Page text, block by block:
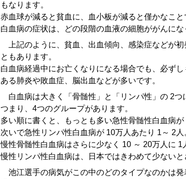
もなります。
赤血球が減ると貧血に、血小板が減ると僅かなこ
白血病の症状は、どの段階の血液の細胞ががんにな
上記のように、貧血、出血傾向、感染症などが
ともあります。
白血病経過中にお亡くなりになる場合でも、必ず
ある肺炎や敗血症、脳出血などが多いです。
白血病は大きく「骨髄性」と「リンパ性」の 2
つまり、4つのグループがあります。
多い順に書くと、もっとも多い急性骨髄性白血病が
次いで急性リンパ性白血病が 10万人あたり 1～ 2人
慢性骨髄性白血病はさらに少なく 10 ～ 20万人に 1
慢性リンパ性白血病は、日本ではきわめて少ないと
池江選手の病気がこの中のどのタイプなのかは発